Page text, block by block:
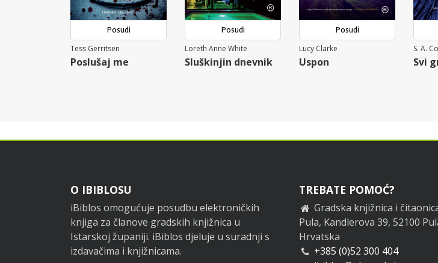
Posudi
Tess Gerritsen
Poslušaj me
Posudi
Loreth Anne White
Sluškinjin dnevnik
Posudi
Lucy Clarke
Uspon
S. A.
Svi
Footer
O IBIBLOSU
iBiblos omogućuje posudbu elektroničkih
knjiga za članove gradskih knjižnica u
Istarskoj županiji. iBiblos djeluje u suradnji s
izdavačima i knjižnicama.
TREBATE POMOĆ?
Gradska knjižnica i
Pula, Kandlerova 39, 52100
Hrvatska
+385 (0)52 300 404